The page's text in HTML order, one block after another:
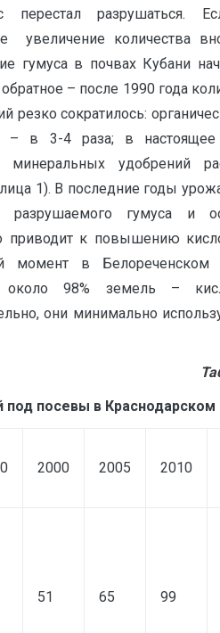
перестал разрушаться.
увеличение количества
гумуса в почвах Кубани
– после 1990 года
резко сократилось:
– в 3-4 раза; в
минеральных удобрений
1). В последние годы
разрушаемого гумуса и
приводит к повышению
момент в Белореченском
около 98% земель –
они минимально
под посевы в Краснодарском
2000 2005 2010
51 65 99